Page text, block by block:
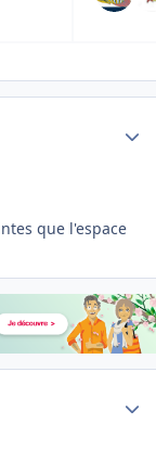
que l'espace